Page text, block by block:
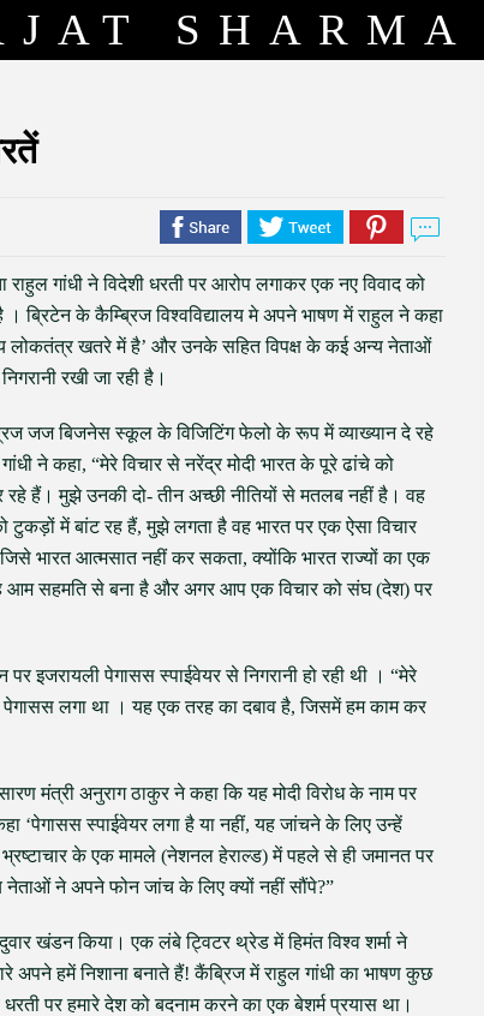
SHARMA
राहुल गांधी ने विदेशी धरती पर आरोप लगाकर एक नए विवाद को
। ब्रिटेन के कैम्ब्रिज विश्वविद्यालय मे अपने भाषण में राहुल ने कहा
लोकतंत्र खतरे में है’ और उनके सहित विपक्ष के कई अन्य नेताओं
रखी जा रही है।
जज बिजनेस स्कूल के विजिटिंग फेलो के रूप में व्याख्यान दे रहे
ने कहा, “मेरे विचार से नरेंद्र मोदी भारत के पूरे ढांचे को
हैं। मुझे उनकी दो- तीन अच्छी नीतियों से मतलब नहीं है। वह
टुकड़ों में बांट रह हैं, मुझे लगता है वह भारत पर एक ऐसा विचार
भारत आत्मसात नहीं कर सकता, क्योंकि भारत राज्यों का एक
सहमति से बना है और अगर आप एक विचार को संघ (देश) पर
इजरायली पेगासस स्पाईवेयर से निगरानी हो रही थी । “मेरे
लगा था । यह एक तरह का दबाव है, जिसमें हम काम कर
मंत्री अनुराग ठाकुर ने कहा कि यह मोदी विरोध के नाम पर
‘पेगासस स्पाईवेयर लगा है या नहीं, यह जांचने के लिए उन्हें
के एक मामले (नेशनल हेराल्ड) में पहले से ही जमानत पर
ने अपने फोन जांच के लिए क्यों नहीं सौंपे?”
खंडन किया। एक लंबे ट्विटर थ्रेड में हिमंत विश्व शर्मा ने
अपने हमें निशाना बनाते हैं! कैंब्रिज में राहुल गांधी का भाषण कुछ
पर हमारे देश को बदनाम करने का एक बेशर्म प्रयास था।